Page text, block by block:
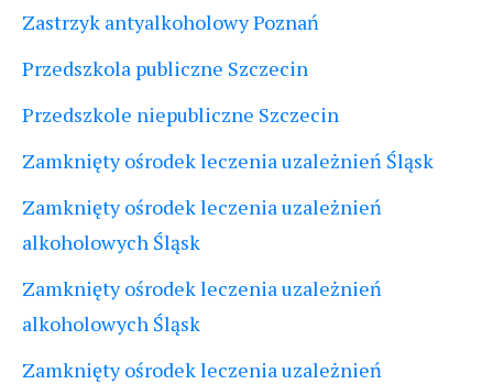
Zastrzyk antyalkoholowy Poznań
Przedszkola publiczne Szczecin
Przedszkole niepubliczne Szczecin
Zamknięty ośrodek leczenia uzależnień Śląsk
Zamknięty ośrodek leczenia uzależnień
alkoholowych Śląsk
Zamknięty ośrodek leczenia uzależnień
alkoholowych Śląsk
Zamknięty ośrodek leczenia uzależnień